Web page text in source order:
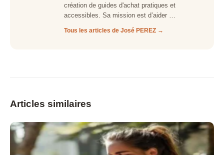
création de guides d'achat pratiques et
accessibles. Sa mission est d’aider …
Tous les articles de José PEREZ →
Articles similaires